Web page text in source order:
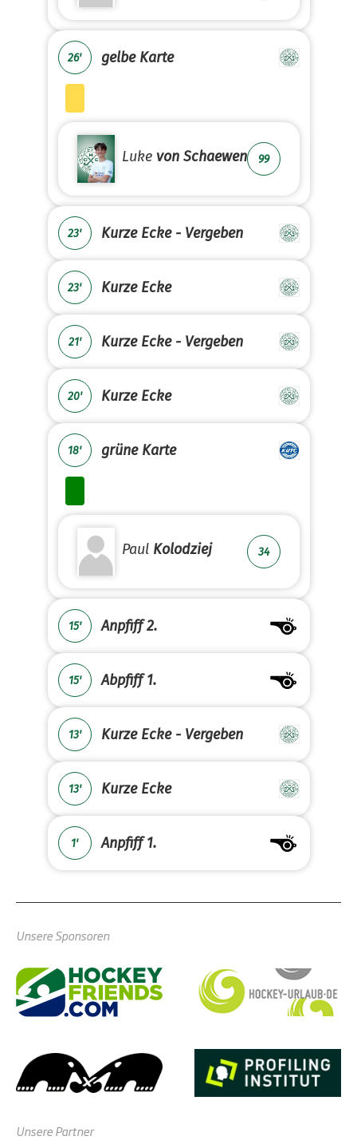
26' gelbe Karte
Luke von Schaewen 99
23' Kurze Ecke - Vergeben
23' Kurze Ecke
21' Kurze Ecke - Vergeben
20' Kurze Ecke
18' grüne Karte
Paul Kolodziej 34
15' Anpfiff 2.
15' Abpfiff 1.
13' Kurze Ecke - Vergeben
13' Kurze Ecke
1' Anpfiff 1.
Unsere Sponsoren
Unsere Partner